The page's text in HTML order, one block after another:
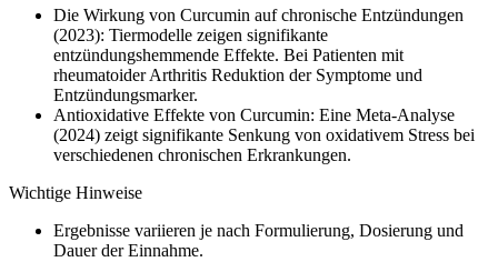
Die Wirkung von Curcumin auf chronische Entzündungen
(2023): Tiermodelle zeigen signifikante
entzündungshemmende Effekte. Bei Patienten mit
rheumatoider Arthritis Reduktion der Symptome und
Entzündungsmarker.
Antioxidative Effekte von Curcumin: Eine Meta-Analyse
(2024) zeigt signifikante Senkung von oxidativem Stress bei
verschiedenen chronischen Erkrankungen.
Wichtige Hinweise
Ergebnisse variieren je nach Formulierung, Dosierung und
Dauer der Einnahme.